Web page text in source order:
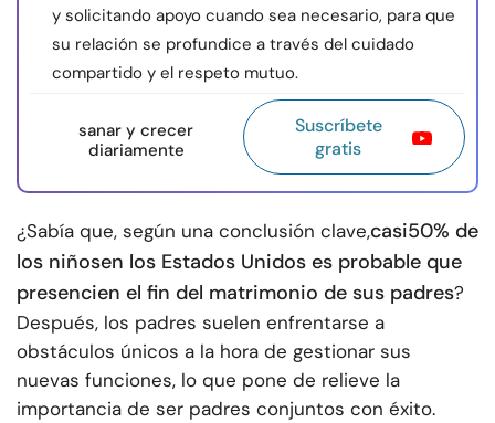
y solicitando apoyo cuando sea necesario, para que
su relación se profundice a través del cuidado
compartido y el respeto mutuo.
sanar y crecer
diariamente
Suscríbete
gratis
¿Sabía que, según una conclusión clave,casi50% de
los niñosen los Estados Unidos es probable que
presencien el fin del matrimonio de sus padres?
Después, los padres suelen enfrentarse a
obstáculos únicos a la hora de gestionar sus
nuevas funciones, lo que pone de relieve la
importancia de ser padres conjuntos con éxito.